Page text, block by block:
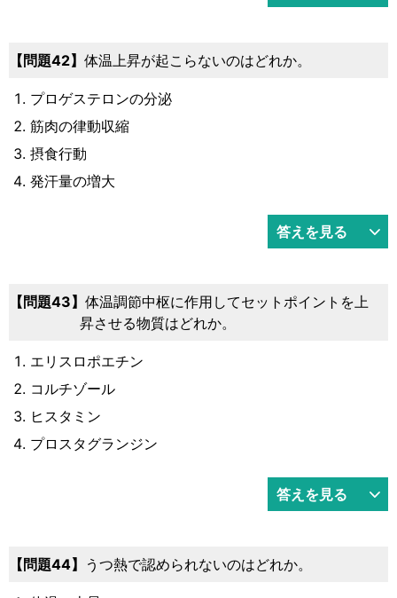
42 体温上昇が起こらないのはどれか。
プロゲステロンの分泌
筋肉の律動収縮
摂食行動
発汗量の増大
答えを見る
43
体温調節中枢に作用してセットポイントを上
昇させる物質はどれか。
エリスロポエチン
コルチゾール
ヒスタミン
プロスタグランジン
答えを見る
44 うつ熱で認められないのはどれか。